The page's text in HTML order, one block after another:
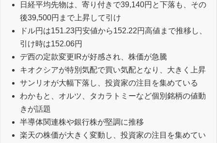
日経平均先物は、寄り付きで39,140円と下落も、その
後39,500円まで上昇して引け
ドル円は151.23円安値から152.22円高値まで推移し、
引け時は152.06円
デ西の定款変更IRが好感され、株価が急騰
キオクシアが特別気配で買い気配となり、大きく上昇
サンリオが大幅下落し、投資家の注目を集めている
わかもと、オルツ、タカラトミーなど個別銘柄の値動
きが話題
半導体関連株や銀行株が堅調に推移
楽天の株価が大きく変動し、投資家の注目を集めてい